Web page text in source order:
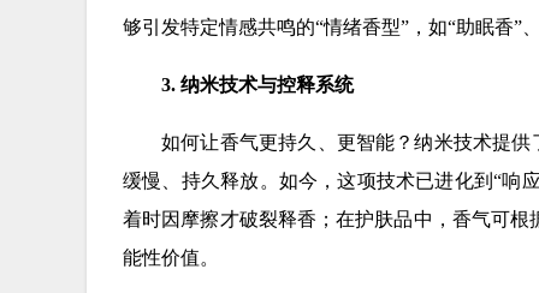
够引发特定情感共鸣的“情绪香型”，如“助眠香”
3. 纳米技术与控释系统
如何让香气更持久、更智能？纳米技术提
缓慢、持久释放。如今，这项技术已进化到“响
着时因摩擦才破裂释香；在护肤品中，香气可
能性价值。